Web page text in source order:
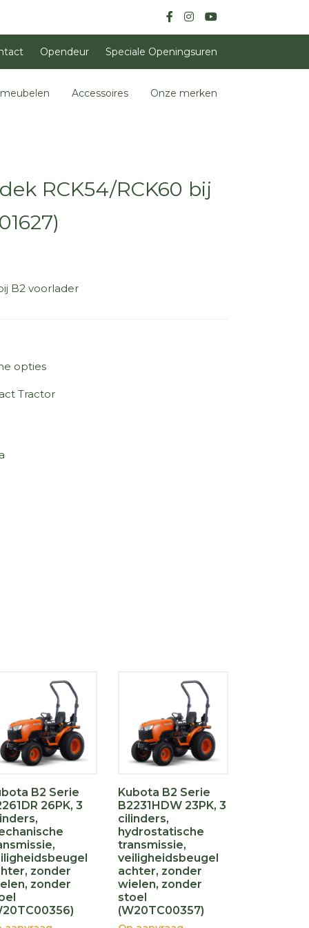
Opendeur Speciale Openingsuren
Accessoires Onze merken
RCK54/RCK60 bij
B2 voorlader
opties
Tractor
B2 Serie
26PK, 3
zonder
zonder
Kubota B2 Serie
B2231HDW 23PK, 3
cilinders,
hydrostatische
transmissie,
veiligheidsbeugel
achter, zonder
wielen, zonder
stoel
(W20TC00357)